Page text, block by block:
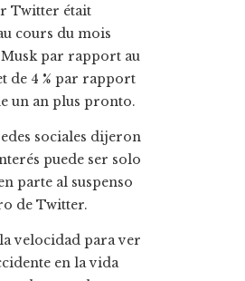
Twitter était
cours du mois
Musk par rapport au
de 4 % par rapport
un an plus pronto.
sociales dijeron
puede ser solo
parte al suspenso
de Twitter.
velocidad para ver
en la vida